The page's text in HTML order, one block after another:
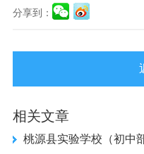
分享到：
相关文章
桃源县实验学校（初中